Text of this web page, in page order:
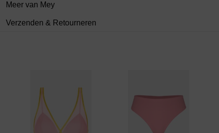
Meer van Mey
Verzenden & Retourneren